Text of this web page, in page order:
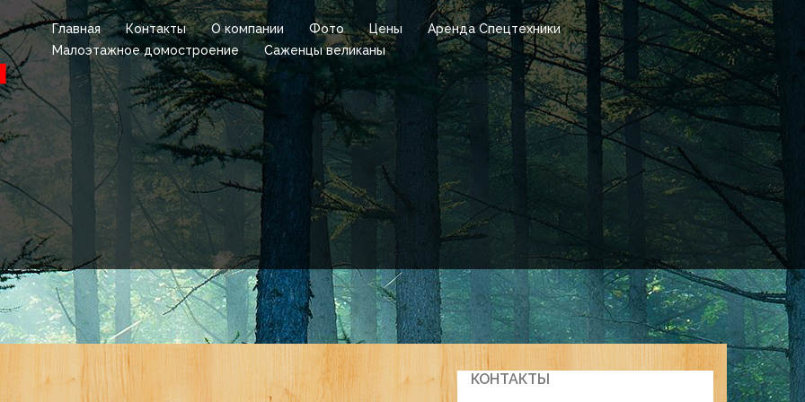
Главная Контакты О компании Фото Цены
Аренда Спецтехники
Малоэтажное домостроение
Саженцы великаны
КОНТАКТЫ